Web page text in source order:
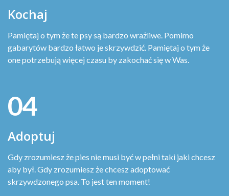
Kochaj
Pamiętaj o tym że te psy są bardzo wrażliwe. Pomimo
gabarytów bardzo łatwo je skrzywdzić. Pamiętaj o tym że
one potrzebują więcej czasu by zakochać się w Was.
04
Adoptuj
Gdy zrozumiesz że pies nie musi być w pełni taki jaki chcesz
aby był. Gdy zrozumiesz że chcesz adoptować
skrzywdzonego psa. To jest ten moment!